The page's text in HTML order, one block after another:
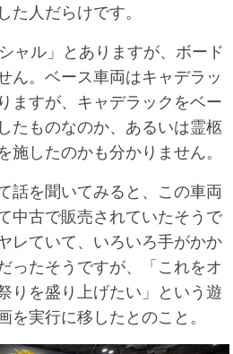
た人だらけです。
ャル」とありますが、ボード
ん。ベース車両はキャデラッ
ますが、キャデラックをベー
たものなのか、あるいは霊柩
施したのかも分かりません。
話を聞いてみると、この車両
中古で販売されていたそうで
レていて、いろいろ手がかか
ったそうですが、「これをオ
りを盛り上げたい」という遊
を実行に移したとのこと。